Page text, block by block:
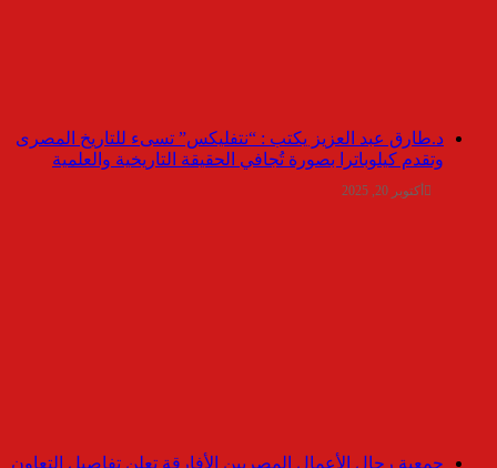
د.طارق عبد العزيز يكتب : “نتفليكس” تسىء للتاريخ المصرى
وتقدم كيلوباترا بصورة تُجافي الحقيقة التاريخية والعلمية
أكتوبر 20, 2025
جمعية رجال الأعمال المصريين الأفارقة تعلن تفاصيل التعاون